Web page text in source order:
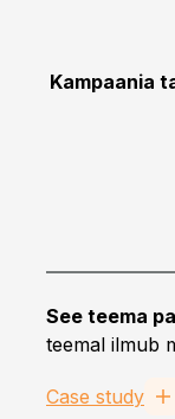
Kampaania
See teema
teemal ilmub
Case study